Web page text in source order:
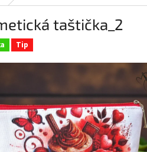
taštička_2
Tip